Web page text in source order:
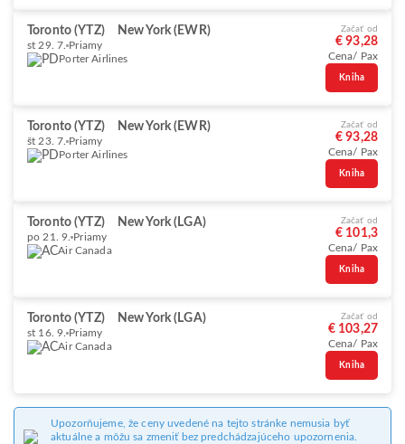
Toronto (YTZ) New York (EWR)
st 29. 7. Priamy
Porter Airlines
Začať od
€ 93,28
Cena/ Pax
Kniha
Toronto (YTZ) New York (EWR)
št 23. 7. Priamy
Porter Airlines
Začať od
€ 93,28
Cena/ Pax
Kniha
Toronto (YTZ) New York (LGA)
po 21. 9. Priamy
Air Canada
Začať od
€ 101,3
Cena/ Pax
Kniha
Toronto (YTZ) New York (LGA)
st 16. 9. Priamy
Air Canada
Začať od
€ 103,27
Cena/ Pax
Kniha
Upozorňujeme, že ceny uvedené na tejto stránke nemusia byť
aktuálne a môžu sa zmeniť bez predchádzajúceho upozornenia.